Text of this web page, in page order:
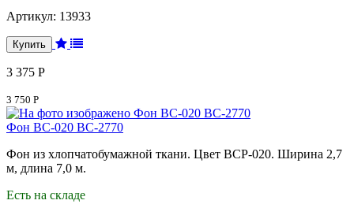
Артикул: 13933
3 375 Р
3 750 Р
Фон BC-020 BC-2770
Фон из хлопчатобумажной ткани. Цвет BCP-020. Ширина 2,7
м, длина 7,0 м.
Есть на складе